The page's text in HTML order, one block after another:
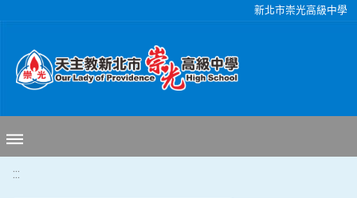
新北市崇光高級中學
:::